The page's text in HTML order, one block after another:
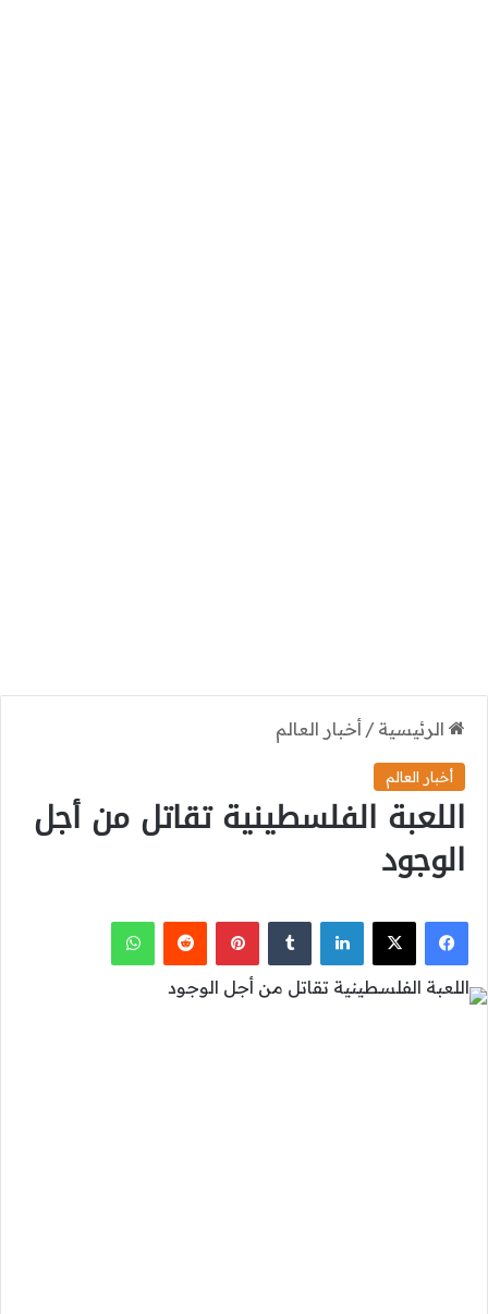
الرئيسية / أخبار العالم
أخبار العالم
اللعبة الفلسطينية تقاتل من أجل
الوجود
فيسبوك
‫X لينكدإن بينتيريست واتساب